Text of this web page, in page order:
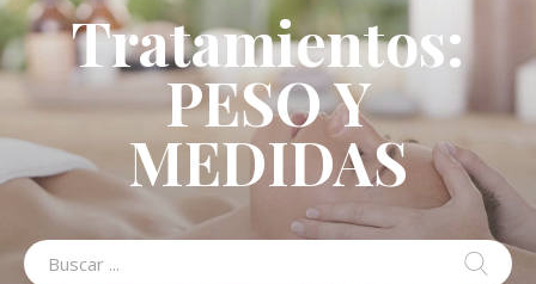
Tratamientos:
PESO Y
MEDIDAS